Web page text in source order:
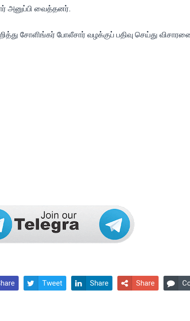
அனுப்பி வைத்தனர்.
சோளிங்கர் போலீசார் வழக்குப் பதிவு செய்து
 Tweet  Share  Share 